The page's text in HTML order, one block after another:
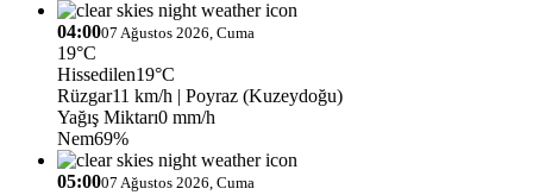
04:0007 Ağustos 2026, Cuma
19°C
Hissedilen19°C
Rüzgar11 km/h | Poyraz (Kuzeydoğu)
Yağış Miktarı0 mm/h
Nem69%
05:0007 Ağustos 2026, Cuma